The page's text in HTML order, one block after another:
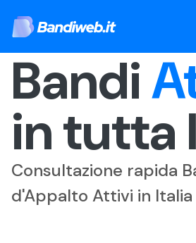
Bandi
in tutta
Consultazione rapida
d'Appalto Attivi in Italia